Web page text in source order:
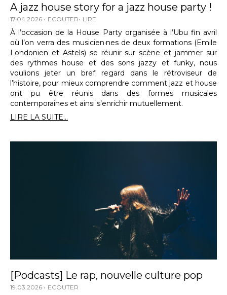
A jazz house story for a jazz house party !
17.04.2026 ECOUTER LIRE
À l’occasion de la House Party organisée à l’Ubu fin avril
où l’on verra des musicien·nes de deux formations (Emile
Londonien et Astels) se réunir sur scène et jammer sur
des rythmes house et des sons jazzy et funky, nous
voulions jeter un bref regard dans le rétroviseur de
l’histoire, pour mieux comprendre comment jazz et house
ont pu être réunis dans des formes musicales
contemporaines et ainsi s’enrichir mutuellement.
LIRE LA SUITE...
[Podcasts] Le rap, nouvelle culture pop
19.03.2026 ECOUTER